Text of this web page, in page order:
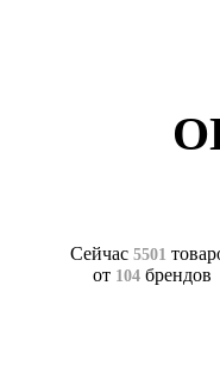
Сейчас 5501
от 104 брендов